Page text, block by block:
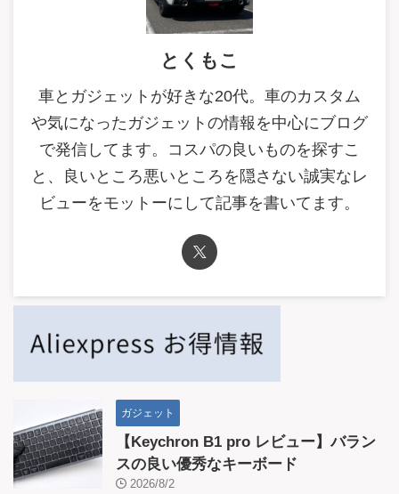
とくもこ
車とガジェットが好きな20代。車のカスタム
や気になったガジェットの情報を中心にブログ
で発信してます。コスパの良いものを探すこ
と、良いところ悪いところを隠さない誠実なレ
ビューをモットーにして記事を書いてます。
ガジェット
【Keychron B1 pro レビュー】バラン
スの良い優秀なキーボード
2026/8/2